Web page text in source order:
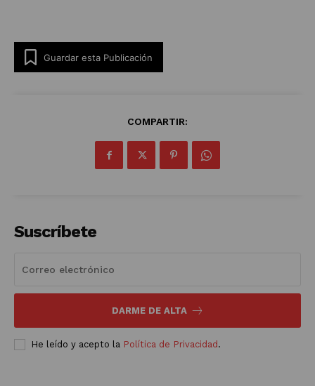
Guardar esta Publicación
COMPARTIR:
Suscríbete
DARME DE ALTA
He leído y acepto la Política de Privacidad .